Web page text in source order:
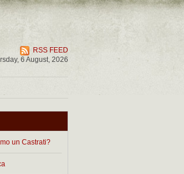
RSS FEED
6 August, 2026
un Castrati?